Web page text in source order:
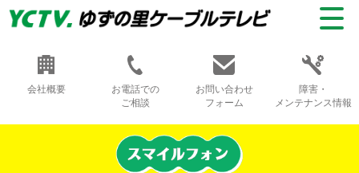
会社概要
お電話での
ご相談
お問い合わせ
フォーム
障害・
メンテナンス情報